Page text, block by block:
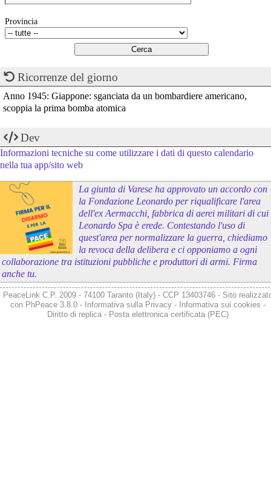
Provincia
Ricorrenze del giorno
Anno 1945: Giappone: sganciata da un bombardiere americano,
scoppia la prima bomba atomica
Dev
Informazioni tecniche su come utilizzare i dati di questo calendario
nella tua app/sito web
La giunta di Varese ha approvato un accordo con
la Fondazione Leonardo per riqualificare l'area
dell'ex Aermacchi, fabbrica di aerei militari di cui
Leonardo Spa è erede. Contestando l'uso di
quest'area per normalizzare la guerra, chiediamo
la revoca della delibera e ci opponiamo a ogni
collaborazione tra istituzioni pubbliche e produttori di armi. Firma
anche tu.
PeaceLink C.P. 2009 - 74100 Taranto (Italy) - CCP 13403746 - Sito
con PhPeace 3.8.0- Informativa sulla Privacy- Informativa sui cookies -
Diritto di replica- Posta elettronica certificata (PEC)